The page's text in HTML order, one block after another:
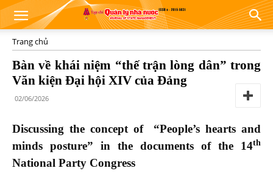
Trang chủ
Bàn về khái niệm “thế trận lòng dân” trong
Văn kiện Đại hội XIV của Đảng
02/06/2026
Discussing the concept of “People’s hearts and
minds posture” in the documents of the 14th
National Party Congress